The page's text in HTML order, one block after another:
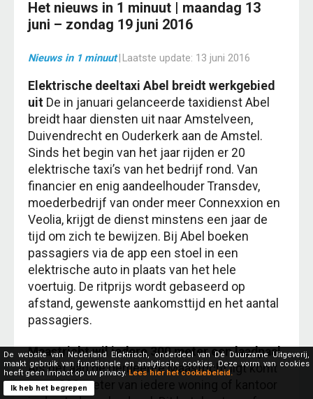
Het nieuws in 1 minuut | maandag 13
juni – zondag 19 juni 2016
Nieuws in 1 minuut|Laatste update: 13 juni 2016
Elektrische deeltaxi Abel breidt werkgebied
uit De in januari gelanceerde taxidienst Abel
breidt haar diensten uit naar Amstelveen,
Duivendrecht en Ouderkerk aan de Amstel.
Sinds het begin van het jaar rijden er 20
elektrische taxi’s van het bedrijf rond. Van
financier en enig aandeelhouder Transdev,
moederbedrijf van onder meer Connexxion en
Veolia, krijgt de dienst minstens een jaar de
tijd om zich te bewijzen. Bij Abel boeken
passagiers via de app een stoel in een
elektrische auto in plaats van het hele
voertuig. De ritprijs wordt gebaseerd op
afstand, gewenste aankomsttijd en het aantal
passagiers.
Maastricht wil iedere 300 meter een laadpaal
Als het aan de gemeente Maastricht ligt komt
er op 300 meter van iedere woning of kantoor
De website van Nederland Elektrisch, onderdeel van Dé Duurzame Uitgeverij,
maakt gebruik van functionele en analytische cookies. Deze vorm van cookies
heeft geen impact op uw privacy. Lees hier het cookiebeleid.
Ik heb het begrepen